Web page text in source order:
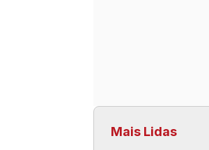
Mais Lidas